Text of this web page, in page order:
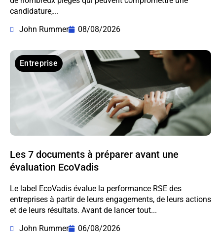
candidature,...
John Rummer
08/08/2026
Entreprise
Les 7 documents à préparer avant une
évaluation EcoVadis
Le label EcoVadis évalue la performance RSE des
entreprises à partir de leurs engagements, de leurs actions
et de leurs résultats. Avant de lancer tout...
John Rummer
06/08/2026